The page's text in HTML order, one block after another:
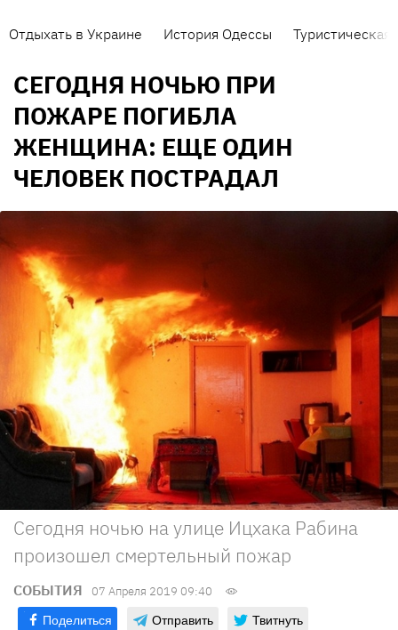
Отдыхать в Украине История Одессы Туристическая
СЕГОДНЯ НОЧЬЮ ПРИ
ПОЖАРЕ ПОГИБЛА
ЖЕНЩИНА: ЕЩЕ ОДИН
ЧЕЛОВЕК ПОСТРАДАЛ
Сегодня ночью на улице Ицхака Рабина
произошел смертельный пожар
СОБЫТИЯ 07 Апреля 2019 09:40
Поделиться Отправить Твитнуть